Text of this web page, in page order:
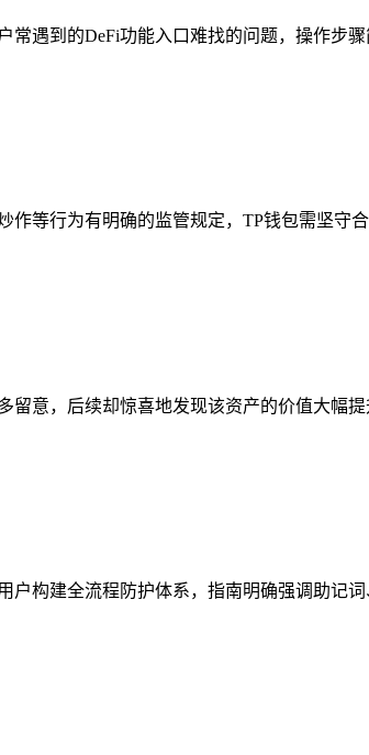
遇到的DeFi功能入口难找的问题，操作步
等行为有明确的监管规定，TP钱包需坚守
意，后续却惊喜地发现该资产的价值大幅
户构建全流程防护体系，指南明确强调助记